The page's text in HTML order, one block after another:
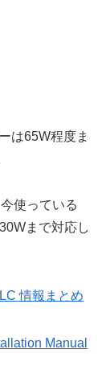
は65W程度ま
使っている
まで対応し
情報まとめ
Manual